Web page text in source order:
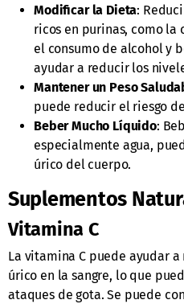
Modificar la Dieta:
ricos en purinas, como la
el consumo de alcohol y
ayudar a reducir los
Mantener un Peso
puede reducir el riesgo
Beber Mucho Líquido:
especialmente agua,
úrico del cuerpo.
Suplementos
Vitamina C
La vitamina C puede ayudar
úrico en la sangre, lo que
ataques de gota. Se puede